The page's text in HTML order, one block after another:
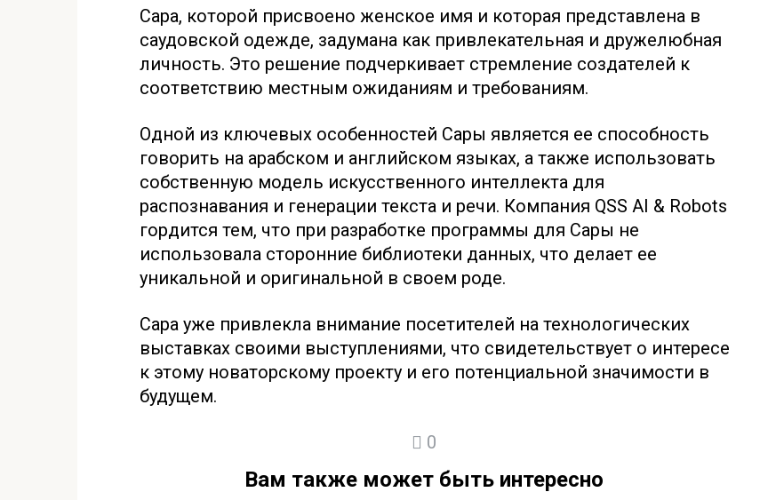
Сара, которой присвоено женское имя и которая представлена в
саудовской одежде, задумана как привлекательная и дружелюбная
личность. Это решение подчеркивает стремление создателей к
соответствию местным ожиданиям и требованиям.
Одной из ключевых особенностей Сары является ее способность
говорить на арабском и английском языках, а также использовать
собственную модель искусственного интеллекта для
распознавания и генерации текста и речи. Компания QSS AI & Robots
гордится тем, что при разработке программы для Сары не
использовала сторонние библиотеки данных, что делает ее
уникальной и оригинальной в своем роде.
Сара уже привлекла внимание посетителей на технологических
выставках своими выступлениями, что свидетельствует о интересе
к этому новаторскому проекту и его потенциальной значимости в
будущем.
0
Вам также может быть интересно